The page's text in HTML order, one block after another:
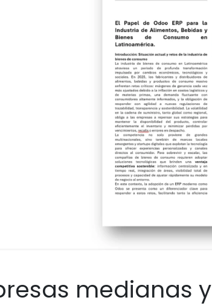
medianas y